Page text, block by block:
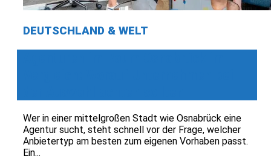
DEUTSCHLAND & WELT
Wer in einer mittelgroßen Stadt wie Osnabrück eine
Agentur sucht, steht schnell vor der Frage, welcher
Anbietertyp am besten zum eigenen Vorhaben passt.
Ein...